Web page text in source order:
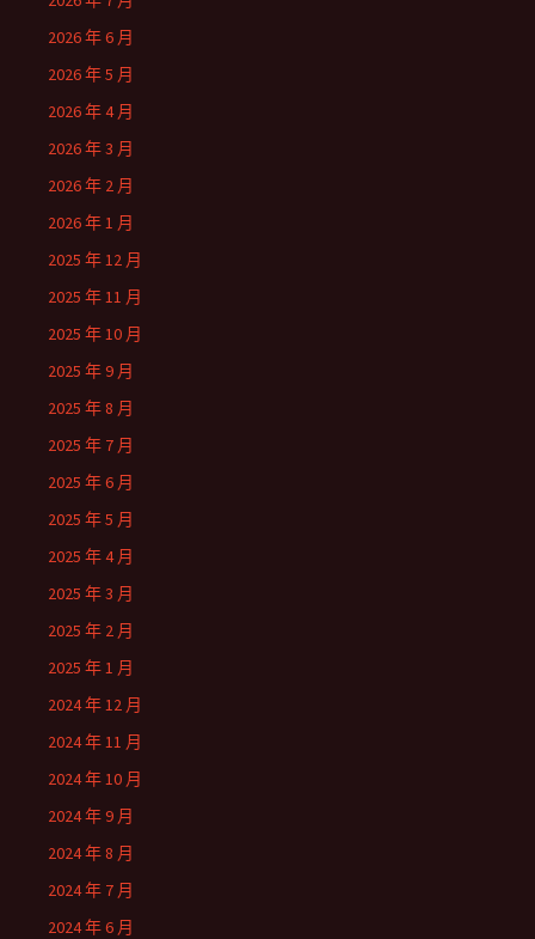
2026 年 6 月
2026 年 5 月
2026 年 4 月
2026 年 3 月
2026 年 2 月
2026 年 1 月
2025 年 12 月
2025 年 11 月
2025 年 10 月
2025 年 9 月
2025 年 8 月
2025 年 7 月
2025 年 6 月
2025 年 5 月
2025 年 4 月
2025 年 3 月
2025 年 2 月
2025 年 1 月
2024 年 12 月
2024 年 11 月
2024 年 10 月
2024 年 9 月
2024 年 8 月
2024 年 7 月
2024 年 6 月